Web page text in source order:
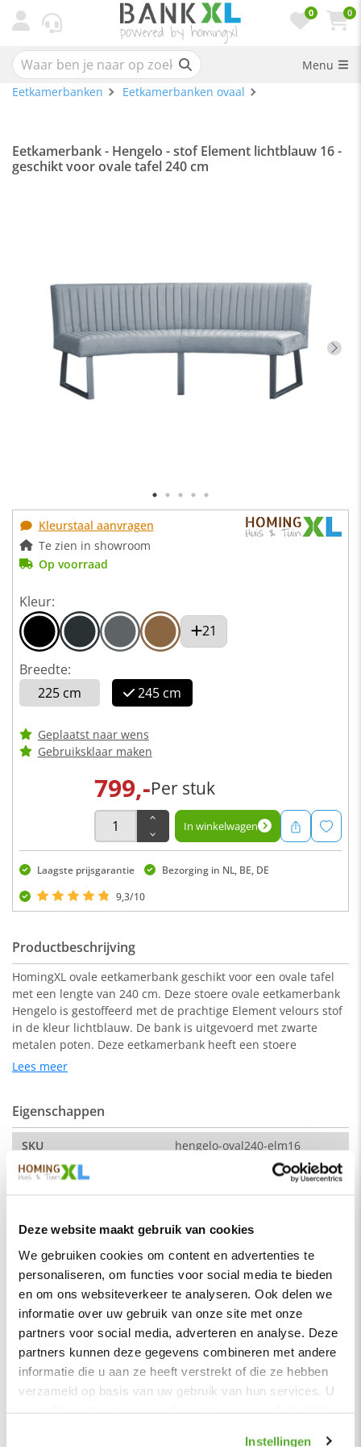
Deze website maakt gebruik van cookies
We gebruiken cookies om content en advertenties te
personaliseren, om functies voor social media te bieden
en om ons websiteverkeer te analyseren. Ook delen we
informatie over uw gebruik van onze site met onze
partners voor social media, adverteren en analyse. Deze
partners kunnen deze gegevens combineren met andere
informatie die u aan ze heeft verstrekt of die ze hebben
verzameld op basis van uw gebruik van hun services. U
Instellingen
0 0
Menu
Eetkamerbanken
Eetkamerbanken ovaal
Eetkamerbank - Hengelo - stof Element lichtblauw 16 -
geschikt voor ovale tafel 240 cm
Kleurstaal aanvragen
Te zien in showroom
Op voorraad
Kleur:
21
Breedte:
225 cm
245 cm
Geplaatst naar wens
Gebruiksklaar maken
799,-Per stuk
In winkelwagen
Laagste prijsgarantie
Bezorging in NL, BE, DE
9,3/10
Productbeschrijving
HomingXL ovale eetkamerbank geschikt voor een ovale tafel
met een lengte van 240 cm. Deze stoere ovale eetkamerbank
Hengelo is gestoffeerd met de prachtige Element velours stof
in de kleur lichtblauw. De bank is uitgevoerd met zwarte
metalen poten. Deze eetkamerbank heeft een stoere
uitstraling en is zowel geschikt voor een industrieel als een
De kleur op de foto kan per computerscherm afwijken van de
werkelijkheid. Zeker weten dat dit de kleur is die je zoekt?
Vraag dan een stukje van de stof op via de knop "kleurstaal
aanvragen".
Zitdiepte: 44 cm
Zithoogte: 51 cm
Stof
Element stof is een velours stofsoort met een zachte
uitstraling. Door de velours stof krijgt de bank een zeer
opvallende en rijke uitstraling. De Element stof is geschikt
voor zowel een modern als een klassiek interieur.
Samenstelling:
100% PES (polyester)
Polyester is een synthetische vezel die licht, duurzaam,
Lees meer
Eigenschappen
SKU
hengelo-oval240-elm16
Montage
Soort
Eetkamerbanken
Vorm
Ovaal
Serie
Hengelo
Kleur
Blauw licht
Materiaal
Stof
Zitbreedte
220 cm
Zitdiepte
45 cm